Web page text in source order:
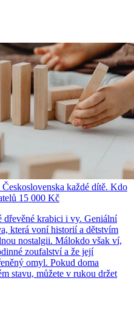
každé dítě. Kdo
15 000 Kč
dřevěné krabici i vy. Geniální
která voní historií a dětstvím
nostalgii. Málokdo však ví,
zoufalství a že její
omyl. Pokud doma
stavu, můžete v rukou držet